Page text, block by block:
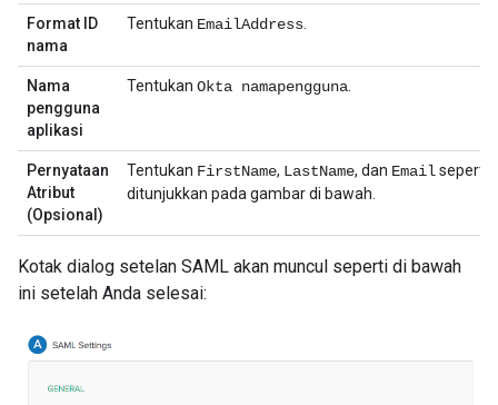
Format ID
nama
Tentukan EmailAddress
Nama
pengguna
aplikasi
Tentukan Okta namapengguna
Pernyataan
Atribut
(Opsional)
Tentukan FirstName, LastName, dan Emailseperti
ditunjukkan pada gambar di bawah.
Kotak dialog setelan SAML akan muncul seperti di bawah
ini setelah Anda selesai: